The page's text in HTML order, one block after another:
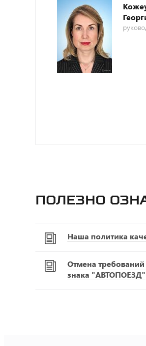
Полезно
Наша политика
Отмена требований
знака "АВТОПОЕЗД"